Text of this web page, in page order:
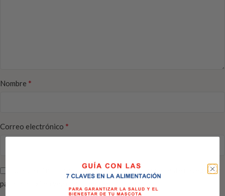
Nombre *
Correo electrónico *
Guarda mi nombre, correo electrónico y web en este navegador
para la próxima vez que comente.